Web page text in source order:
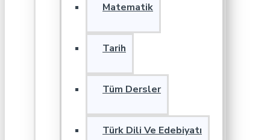
Matematik
Tarih
Tüm Dersler
Türk Dili Ve Edebiyatı